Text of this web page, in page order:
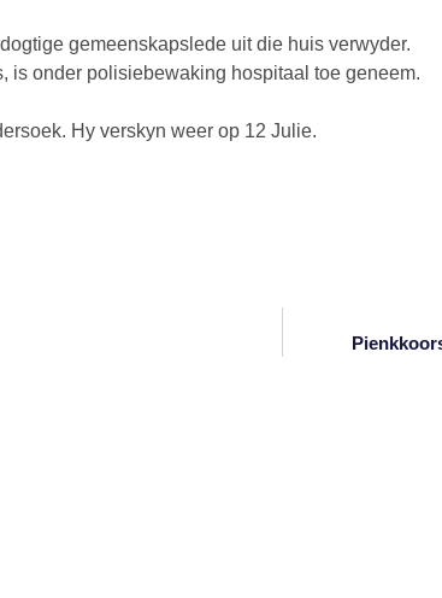
gemeenskapslede uit die huis verwyder.
is onder polisiebewaking hospitaal toe geneem.
Hy verskyn weer op 12 Julie.